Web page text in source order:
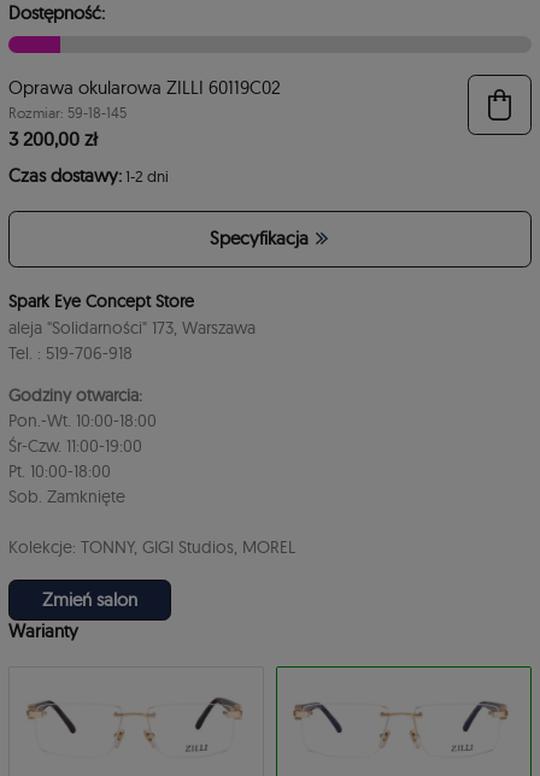
Dostępność:
Oprawa okularowa ZILLI 60119C02
Rozmiar: 59-18-145
3 200,00 zł
Czas dostawy: 1-2 dni
Specyfikacja
Spark Eye Concept Store
aleja "Solidarności" 173, Warszawa
Tel. : 519-706-918
Godziny otwarcia:
Zmień salon
Pon.-Wt. 10:00-18:00
Śr-Czw. 11:00-19:00
Pt. 10:00-18:00
Sob. Zamknięte
Kolekcje: TONNY, GIGI Studios, MOREL
Warianty